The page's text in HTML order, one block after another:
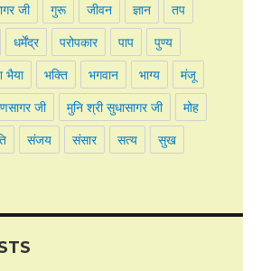
जी गुरू जीवन ज्ञान तप
धर्मेंद्र परोपकार पाप पुण्य
भैया भक्ति भगवान भाग्य मंजू
जी मुनि श्री सुधासागर जी मोह
संजय संसार सत्य सुख